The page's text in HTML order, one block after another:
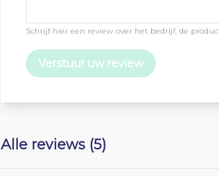
Schrijf hier een review over het bedrijf, de
Verstuur uw review
Alle reviews (5)